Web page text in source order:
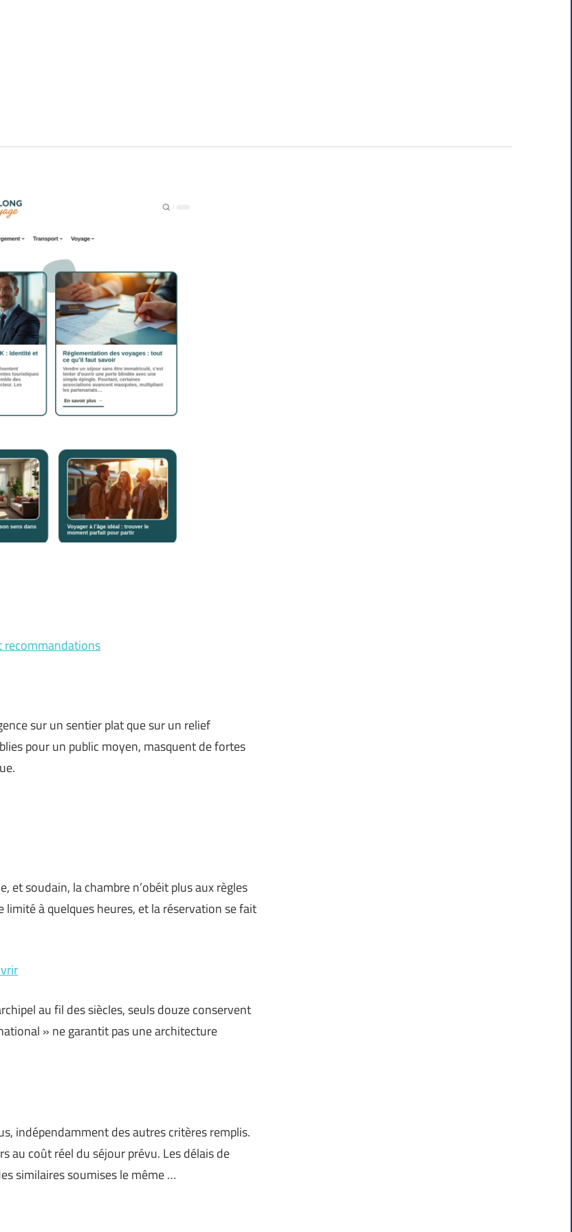
recommandations
sur un sentier plat que sur un relief
pour un public moyen, masquent de fortes
et soudain, la chambre n’obéit plus aux règles
limité à quelques heures, et la réservation se fait
au fil des siècles, seuls douze conservent
» ne garantit pas une architecture
indépendamment des autres critères remplis.
au coût réel du séjour prévu. Les délais de
similaires soumises le même …